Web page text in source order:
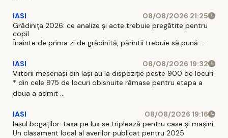
IASI
08/08/2026 21:25
Grădinița 2026: ce analize și acte trebuie pregătite pentru
copil
Înainte de prima zi de grădinită, părintii trebuie să pună ...
IASI
08/08/2026 19:32
Viitorii meseriași din Iași au la dispoziție peste 900 de locuri
* din cele 975 de locuri obisnuite rămase pentru etapa a
doua a admit ...
IASI
08/08/2026 19:16
Iașul bogaților: taxa pe lux se triplează pentru case și mașini
Un clasament local al averilor publicat pentru 2025